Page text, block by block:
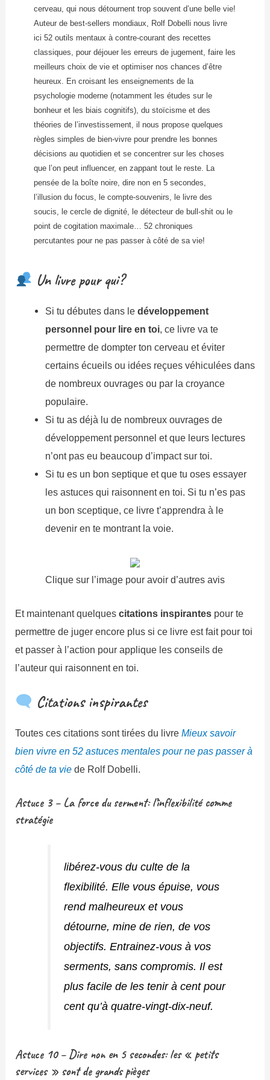
cerveau, qui nous détournent trop souvent d’une belle vie!
Auteur de best-sellers mondiaux, Rolf Dobelli nous livre
ici 52 outils mentaux à contre-courant des recettes
classiques, pour déjouer les erreurs de jugement, faire les
meilleurs choix de vie et optimiser nos chances d’être
heureux. En croisant les enseignements de la
psychologie moderne (notamment les études sur le
bonheur et les biais cognitifs), du stoïcisme et des
théories de l’investissement, il nous propose quelques
règles simples de bien-vivre pour prendre les bonnes
décisions au quotidien et se concentrer sur les choses
que l’on peut influencer, en zappant tout le reste. La
pensée de la boîte noire, dire non en 5 secondes,
l’illusion du focus, le compte-souvenirs, le livre des
soucis, le cercle de dignité, le détecteur de bull-shit ou le
point de cogitation maximale… 52 chroniques
percutantes pour ne pas passer à côté de sa vie!
Un livre pour qui?
Si tu débutes dans le développement
personnel pour lire en toi, ce livre va te
permettre de dompter ton cerveau et éviter
certains écueils ou idées reçues véhiculées dans
de nombreux ouvrages ou par la croyance
populaire.
Si tu as déjà lu de nombreux ouvrages de
développement personnel et que leurs lectures
n’ont pas eu beaucoup d’impact sur toi.
Si tu es un bon septique et que tu oses essayer
les astuces qui raisonnent en toi. Si tu n’es pas
un bon sceptique, ce livre t’apprendra à le
devenir en te montrant la voie.
Clique sur l’image pour avoir d’autres avis
Et maintenant quelquescitations inspirantes pour te
permettre de juger encore plus si ce livre est fait pour toi
et passer à l’action pour applique les conseils de
l’auteur qui raisonnent en toi.
Citations inspirantes
Toutes ces citations sont tirées du livreMieux savoir
bien vivre en 52 astuces mentales pour ne pas passer à
côté de ta vie de Rolf Dobelli.
Astuce 3 – La force du serment: l’inflexibilité comme
stratégie
libérez-vous du culte de la
flexibilité. Elle vous épuise, vous
rend malheureux et vous
détourne, mine de rien, de vos
objectifs. Entrainez-vous à vos
serments, sans compromis. Il est
plus facile de les tenir à cent pour
cent qu’à quatre-vingt-dix-neuf.
Astuce 10 – Dire non en 5 secondes: les « petits
services » sont de grands pièges